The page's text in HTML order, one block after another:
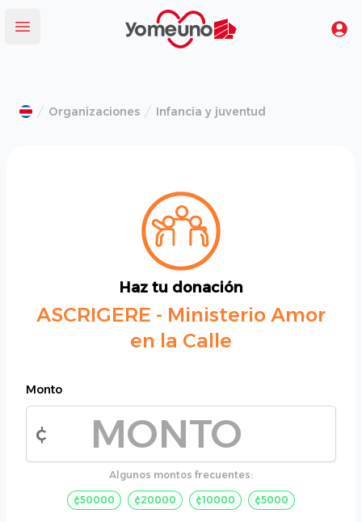
Abrir menú
Yomeuno.com
Organizaciones Infancia y juventud
Haz tu donación
ASCRIGERE - Ministerio Amor
en la Calle
Monto
Monto de la donación
¢
Algunos montos frecuentes:
¢50000 ¢20000 ¢10000 ¢5000